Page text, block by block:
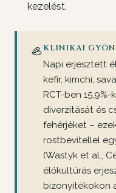
kezelést.
🦪KLINIKAI
Napi erjesztett
kefír, kimchi,
RCT-ben
diverzitását és
fehérjéket –
rostbevitellel
(Wastyk et al.,
élőkultúrás
bizonyítékokon